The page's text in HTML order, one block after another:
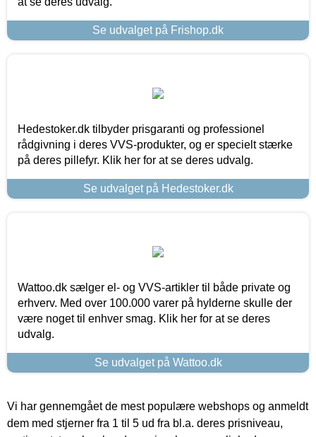
Se udvalget på Frishop.dk
Hedestoker.dk tilbyder prisgaranti og professionel
rådgivning i deres VVS-produkter, og er specielt stærke
på deres pillefyr. Klik her for at se deres udvalg.
Se udvalget på Hedestoker.dk
Wattoo.dk sælger el- og VVS-artikler til både private og
erhverv. Med over 100.000 varer på hylderne skulle der
være noget til enhver smag. Klik her for at se deres
udvalg.
Se udvalget på Wattoo.dk
Vi har gennemgået de mest populære webshops og anmeldt
dem med stjerner fra 1 til 5 ud fra bl.a. deres prisniveau,